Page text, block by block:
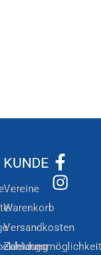
KUNDE
Vereine
Warenkorb
Versandkosten